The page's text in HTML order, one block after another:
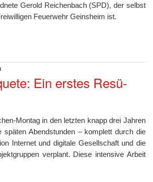
Gerold Reichenbach (SPD), der selbst
Feuerwehr Geinsheim ist.
Ein erstes Re­sü­
Montag in den letzten knapp drei Jahren
Abendstunden – komplett durch die
Internet und digitale Gesellschaft und die
verplant. Diese intensive Arbeit